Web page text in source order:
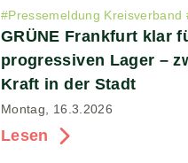
#Pressemeldung Kreisverband
GRÜNE Frankfurt klar
progressiven Lager –
Kraft in der Stadt
Montag, 16.3.2026
Lesen